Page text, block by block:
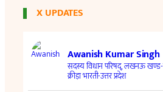
X UPDATES